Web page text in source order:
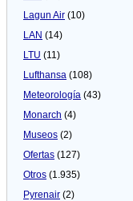
Lagun Air (10)
LAN (14)
LTU (11)
Lufthansa (108)
Meteorologí­a (43)
Monarch (4)
Museos (2)
Ofertas (127)
Otros (1.935)
Pyrenair (2)